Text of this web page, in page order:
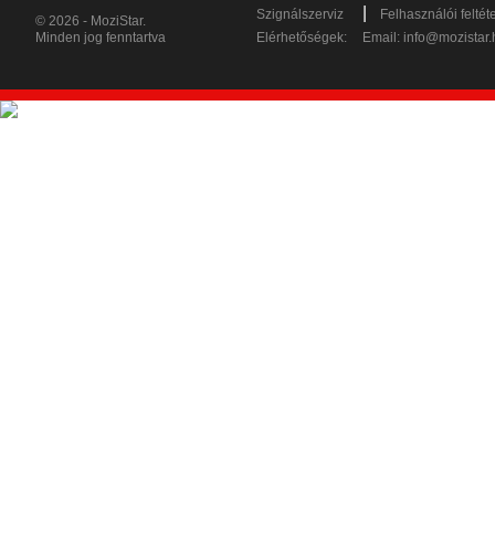
© 2026 - MoziStar.
Minden jog fenntartva
Szignálszerviz
Felhasználói
Elérhetőségek:
Email: